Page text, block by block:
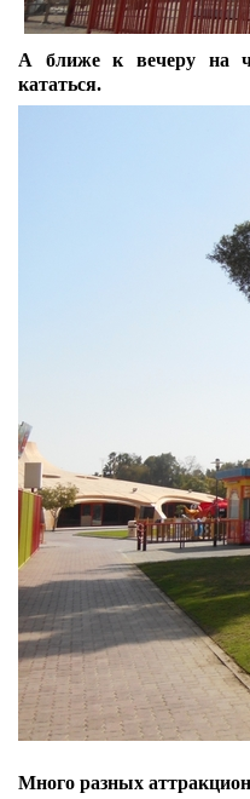
А ближе к вечеру на
кататься.
Много разных